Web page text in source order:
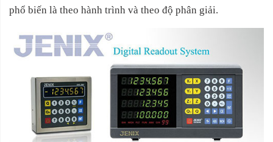
phổ biến là theo hành trình và theo độ phân giải.